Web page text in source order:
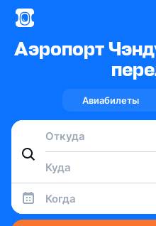
Аэропорт
Авиабилеты
Когда